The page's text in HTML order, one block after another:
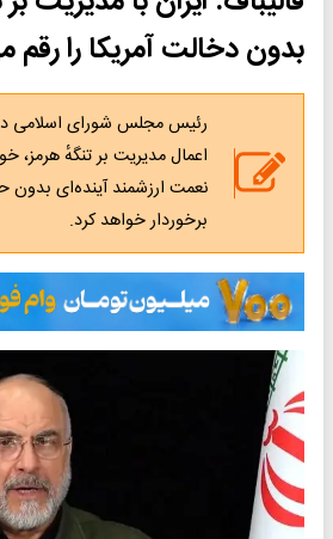
بدون دخالت آمریکا را رقم
رئیس مجلس شورای اسلامی
اعمال مدیریت بر تنگهٔ هرمز،
نعمت ارزشمند آینده‌ای بدون
برخوردار خواهد کرد.